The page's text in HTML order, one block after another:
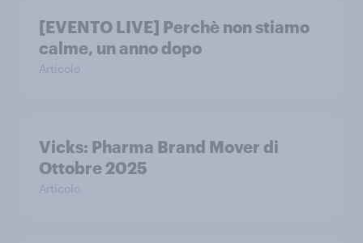
[EVENTO LIVE] Perchè non stiamo
calme, un anno dopo
Articolo
Vicks: Pharma Brand Mover di
Ottobre 2025
Articolo